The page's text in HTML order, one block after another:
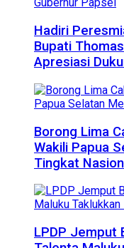
Hadiri
Bupati
Apresiasi
Borong Lima
Wakili Papua
Tingkat
LPDP Jemput